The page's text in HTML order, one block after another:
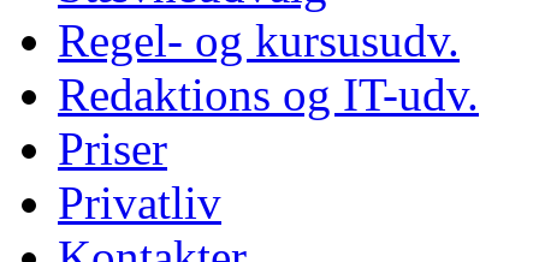
Regel- og kursusudv.
Redaktions og IT-udv.
Priser
Privatliv